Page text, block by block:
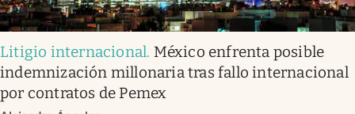
Litigio internacional. México enfrenta posible
indemnización millonaria tras fallo internacional
por contratos de Pemex